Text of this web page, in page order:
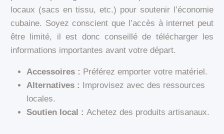
locaux (sacs en tissu, etc.) pour soutenir l’économie
cubaine. Soyez conscient que l’accès à internet peut
être limité, il est donc conseillé de télécharger les
informations importantes avant votre départ.
Accessoires : Préférez emporter votre matériel.
Alternatives : Improvisez avec des ressources
locales.
Soutien local : Achetez des produits artisanaux.